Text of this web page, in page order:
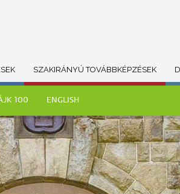
SZAKIRÁNYÚ TOVÁBBKÉPZÉSEK
100 ENGLISH